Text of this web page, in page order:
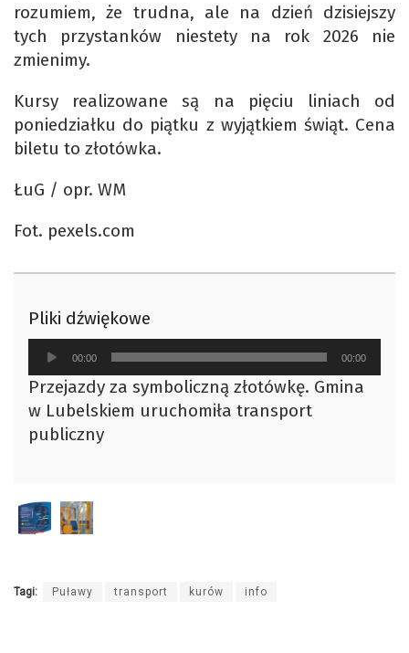
rozumiem, że trudna, ale na dzień dzisiejszy
tych przystanków niestety na rok 2026 nie
zmienimy.
Kursy realizowane są na pięciu liniach od
poniedziałku do piątku z wyjątkiem świąt. Cena
biletu to złotówka.
ŁuG / opr. WM
Fot. pexels.com
Pliki dźwiękowe
Odtwarzacz
plików
dźwiękowych
00:00 00:00
Przejazdy za symboliczną złotówkę. Gmina
w Lubelskiem uruchomiła transport
publiczny
Tagi: Puławy transport kurów info